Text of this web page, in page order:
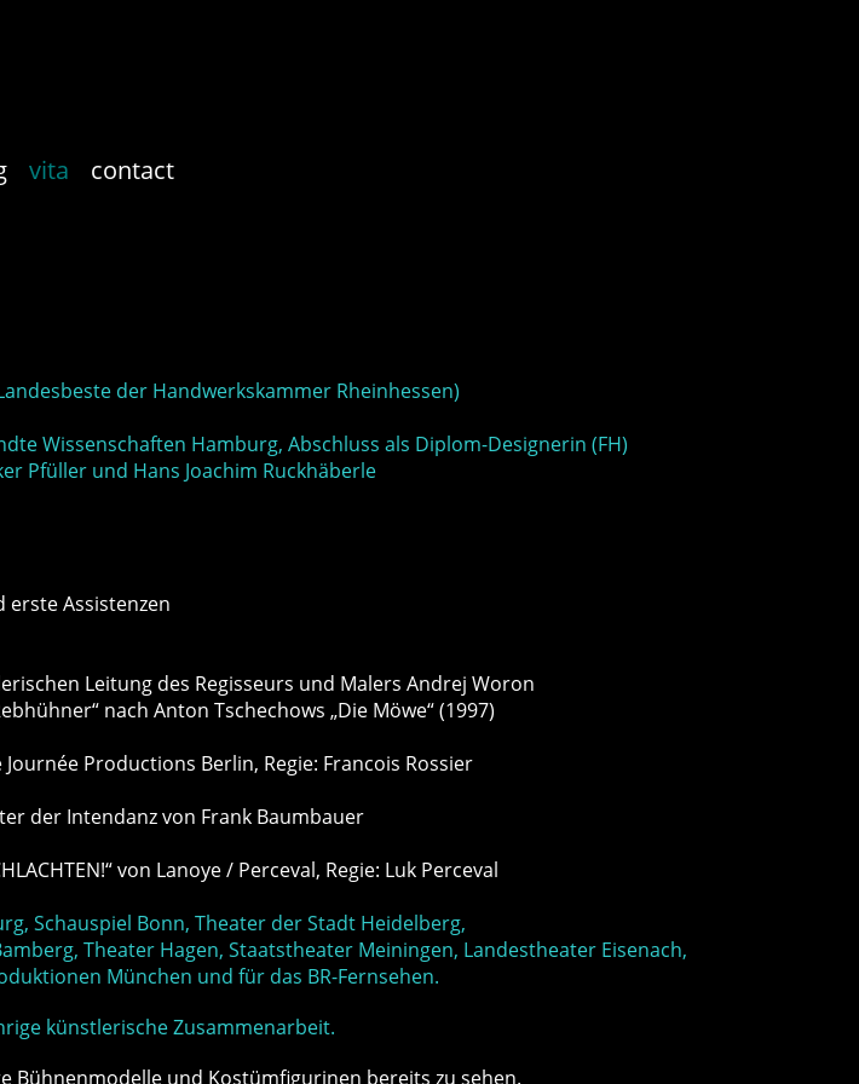
vita contact
der Handwerkskammer Rheinhessen)
Wissenschaften Hamburg, Abschluss als Diplom-Designerin (FH)
Pfüller und Hans Joachim Ruckhäberle
Assistenzen
Leitung des Regisseurs und Malers Andrej Woron
nach Anton Tschechows „Die Möwe“ (1997)
Productions Berlin, Regie: Francois Rossier
der Intendanz von Frank Baumbauer
von Lanoye / Perceval, Regie: Luk Perceval
Schauspiel Bonn, Theater der Stadt Heidelberg,
Theater Hagen, Staatstheater Meiningen, Landestheater Eisenach,
München und für das BR-Fernsehen.
künstlerische Zusammenarbeit.
Bühnenmodelle und Kostümfigurinen bereits zu sehen.